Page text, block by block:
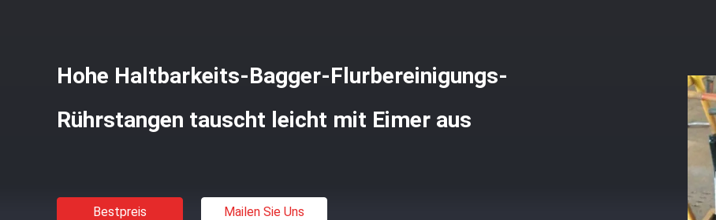
Hohe Haltbarkeits-Bagger-Flurbereinigungs-
Rührstangen tauscht leicht mit Eimer aus
Bestpreis Mailen Sie Uns